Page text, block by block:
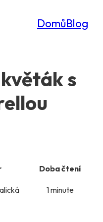
DomůBlog
s
Doba čtení
1 minute